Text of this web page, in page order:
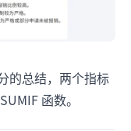
的总结，两个指标
函数。